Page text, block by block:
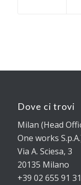
Dove ci trovi
Milan (Head
One works
Via A. Sciesa, 3
20135 Milano
+39 02 655 91 31